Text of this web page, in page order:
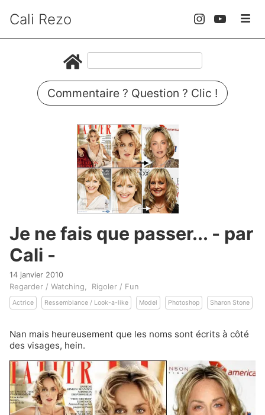
Cali Rezo
Commentaire ? Question ? Clic !
Je ne fais que passer... - par
Cali -
14 janvier 2010
Regarder / Watching Rigoler / Fun
Actrice Ressemblance / Look-a-like Model Photoshop Sharon Stone
Nan mais heureusement que les noms sont écrits à côté
des visages, hein.